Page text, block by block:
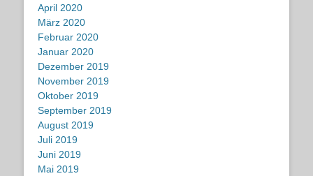
April 2020
März 2020
Februar 2020
Januar 2020
Dezember 2019
November 2019
Oktober 2019
September 2019
August 2019
Juli 2019
Juni 2019
Mai 2019